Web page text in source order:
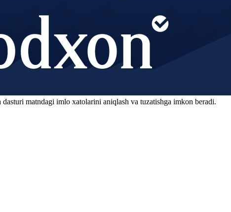
matndagi imlo xatolarini aniqlash va tuzatishga imkon beradi.